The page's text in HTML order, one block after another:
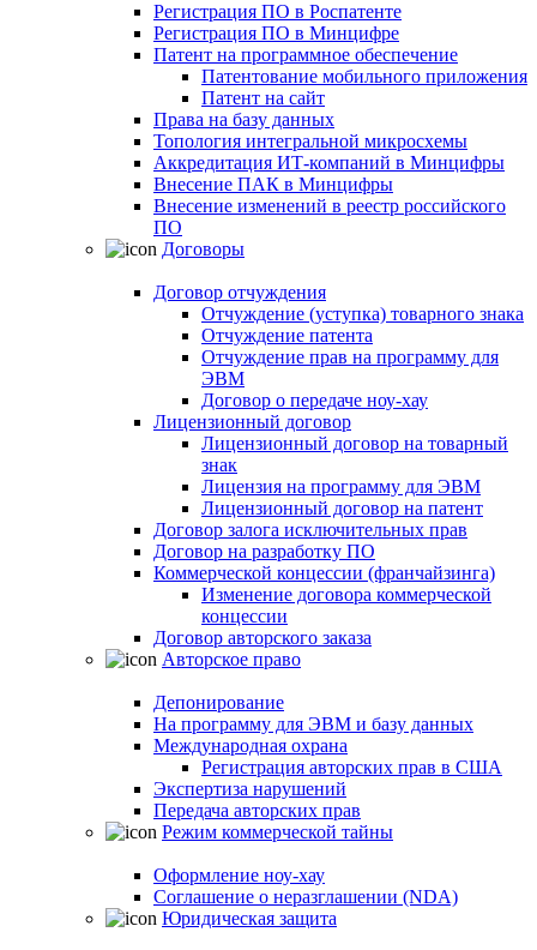
Регистрация ПО в Роспатенте
Регистрация ПО в Минцифре
Патент на программное обеспечение
Патентование мобильного приложения
Патент на сайт
Права на базу данных
Топология интегральной микросхемы
Аккредитация ИТ-компаний в Минцифры
Внесение ПАК в Минцифры
Внесение изменений в реестр российского
ПО
Договоры
Договор отчуждения
Отчуждение (уступка) товарного знака
Отчуждение патента
Отчуждение прав на программу для
ЭВМ
Договор о передаче ноу-хау
Лицензионный договор
Лицензионный договор на товарный
знак
Лицензия на программу для ЭВМ
Лицензионный договор на патент
Договор залога исключительных прав
Договор на разработку ПО
Коммерческой концессии (франчайзинга)
Изменение договора коммерческой
концессии
Договор авторского заказа
Авторское право
Депонирование
На программу для ЭВМ и базу данных
Международная охрана
Регистрация авторских прав в США
Экспертиза нарушений
Передача авторских прав
Режим коммерческой тайны
Оформление ноу-хау
Соглашение о неразглашении (NDA)
Юридическая защита